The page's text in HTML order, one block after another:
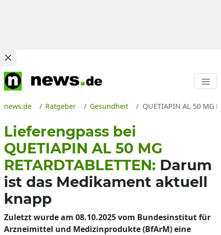
news.de Ratgeber Gesundheit QUETIAPIN AL 50
Lieferengpass bei
QUETIAPIN AL 50 MG
RETARDTABLETTEN: Darum
ist das Medikament aktuell
knapp
Zuletzt wurde am 08.10.2025 vom Bundesinstitut für
Arzneimittel und Medizinprodukte (BfArM) eine